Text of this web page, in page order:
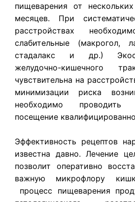
пищеварения от
месяцев. При
расстройствах
слабительные (макрогол,
стадалакс и др.)
желудочно-кишечного
чувствительна на
минимизации риска
необходимо проводить
посещение
Эффективность рецептов
известна давно. Лечение
позволит оперативно
важную микрофлору
процесс пищеварения